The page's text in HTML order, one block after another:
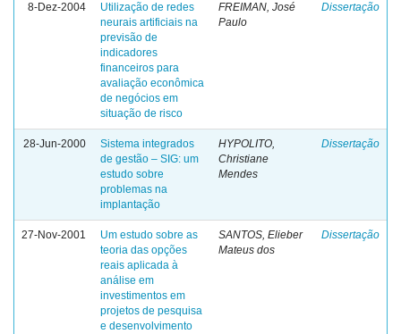
8-Dez-2004
Utilização de redes
neurais artificiais na
previsão de
indicadores
financeiros para
avaliação econômica
de negócios em
situação de risco
FREIMAN, José
Paulo
Dissertação
28-Jun-2000
Sistema integrados
de gestão – SIG: um
estudo sobre
problemas na
implantação
HYPOLITO,
Christiane
Mendes
Dissertação
27-Nov-2001
Um estudo sobre as
teoria das opções
reais aplicada à
análise em
investimentos em
projetos de pesquisa
e desenvolvimento
SANTOS, Elieber
Mateus dos
Dissertação